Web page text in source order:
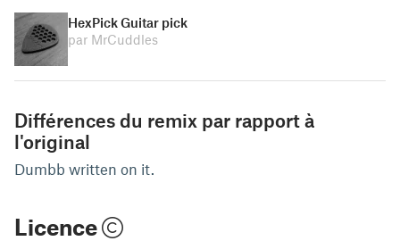
HexPick Guitar pick
par MrCuddles
Différences du remix par rapport à
l'original
Dumbb written on it.
Licence